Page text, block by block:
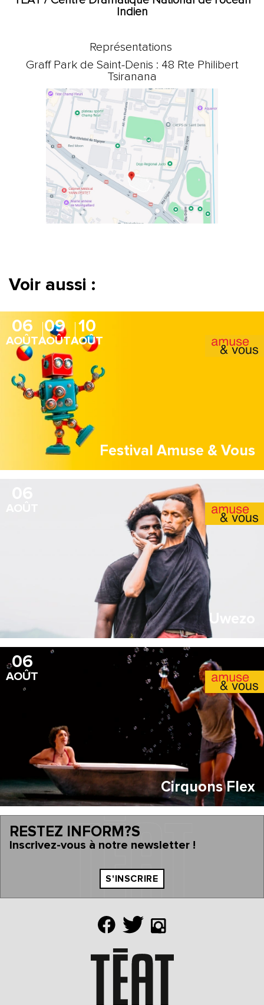
Indien
Représentations
Graff Park de Saint-Denis : 48 Rte Philibert
Tsiranana
Voir aussi :
06
AOÛT
09
AOÛT
10
AOÛT
Festival Amuse & Vous
Uwezo
06
AOÛT
Cirquons Flex
RESTEZ INFORM?S
Inscrivez-vous à notre newsletter !
S'INSCRIRE